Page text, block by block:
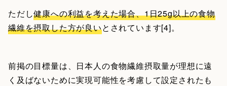
ただし健康への利益を考えた場合、1日25g以上の食物
繊維を摂取した方が良いとされています[4]。
前掲の目標量は、日本人の食物繊維摂取量が理想に遠
く及ばないために実現可能性を考慮して設定されたも